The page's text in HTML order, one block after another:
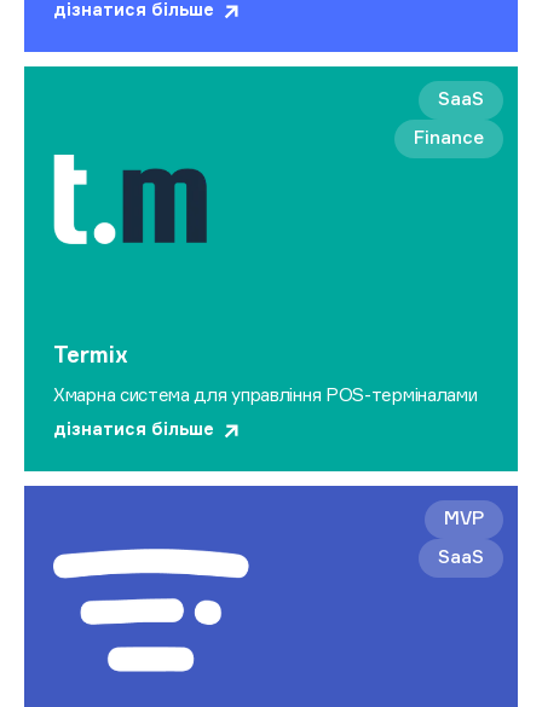
дізнатися більше
Termix
Хмарна система для управління POS-терміналами
дізнатися більше
SaaS
Finance
MVP
SaaS